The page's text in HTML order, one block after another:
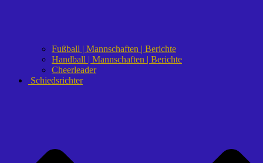
Fußball | Mannschaften | Berichte
Handball | Mannschaften | Berichte
Cheerleader
Schiedsrichter